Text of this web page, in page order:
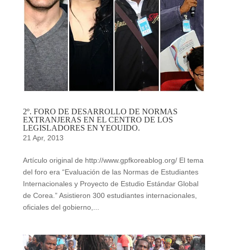
2º. FORO DE DESARROLLO DE NORMAS
EXTRANJERAS EN EL CENTRO DE LOS
LEGISLADORES EN YEOUIDO.
21 Apr, 2013
Artículo original de http://www.gpfkoreablog.org/ El tema
del foro era “Evaluación de las Normas de Estudiantes
Internacionales y Proyecto de Estudio Estándar Global
de Corea.” Asistieron 300 estudiantes internacionales,
oficiales del gobierno,...